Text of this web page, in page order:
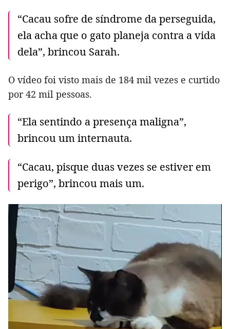
“Cacau sofre de síndrome da perseguida,
ela acha que o gato planeja contra a vida
dela”, brincou Sarah.
O vídeo foi visto mais de 184 mil vezes e curtido
por 42 mil pessoas.
“Ela sentindo a presença maligna”,
brincou um internauta.
“Cacau, pisque duas vezes se estiver em
perigo”, brincou mais um.